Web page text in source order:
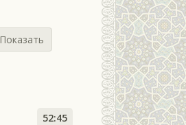
Показать
52:45